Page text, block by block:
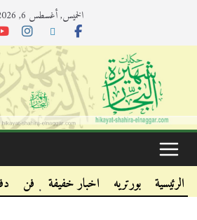
الخميس, أغسطس 6, 2026
.
.
الرئيسية بورتريه اخبار خفيفة فن